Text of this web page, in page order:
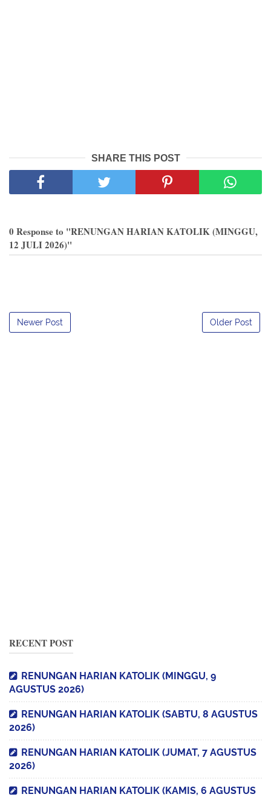
SHARE THIS POST
0 Response to "RENUNGAN HARIAN KATOLIK (MINGGU,
12 JULI 2026)"
Newer Post Older Post
RECENT POST
RENUNGAN HARIAN KATOLIK (MINGGU, 9
AGUSTUS 2026)
RENUNGAN HARIAN KATOLIK (SABTU, 8 AGUSTUS
2026)
RENUNGAN HARIAN KATOLIK (JUMAT, 7 AGUSTUS
2026)
RENUNGAN HARIAN KATOLIK (KAMIS, 6 AGUSTUS